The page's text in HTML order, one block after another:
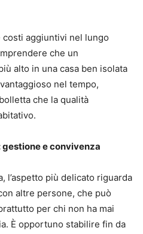
aggiuntivi nel lungo
che un
alto in una casa ben isolata
nel tempo,
che la qualità
e convivenza
l’aspetto più delicato riguarda
altre persone, che può
per chi non ha mai
È opportuno stabilire fin da